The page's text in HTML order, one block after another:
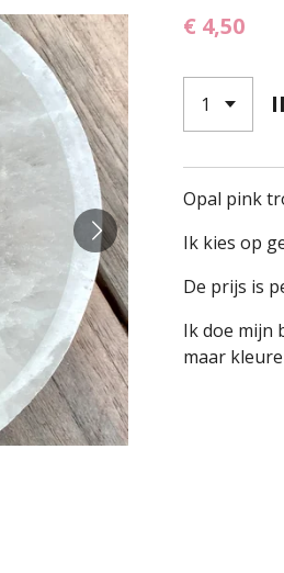
€ 4,50
Opal pink
Ik kies op
De prijs is
Ik doe mijn
maar